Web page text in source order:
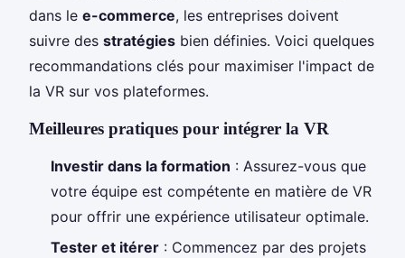
dans le e-commerce, les entreprises doivent
suivre des stratégies bien définies. Voici quelques
recommandations clés pour maximiser l'impact de
la VR sur vos plateformes.
Meilleures pratiques pour intégrer la VR
Investir dans la formation : Assurez-vous que
votre équipe est compétente en matière de VR
pour offrir une expérience utilisateur optimale.
Tester et itérer : Commencez par des projets